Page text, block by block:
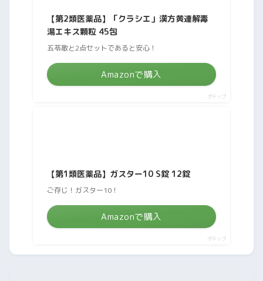
【第2類医薬品】「クラシエ」漢方黄連解毒
湯エキス顆粒 45包
五苓散と2点セットであると安心！
Amazonで購入
ポチップ
【第1類医薬品】ガスター10 S錠 12錠
ご存じ！ガスター10！
Amazonで購入
ポチップ